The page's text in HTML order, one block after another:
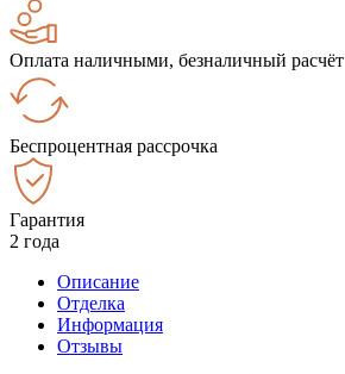
Оплата наличными, безналичный расчёт
Беспроцентная рассрочка
Гарантия
2 года
Описание
Отделка
Информация
Отзывы